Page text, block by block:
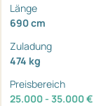
Länge
690 cm
Zuladung
474 kg
Preisbereich
25.000 - 35.000 €